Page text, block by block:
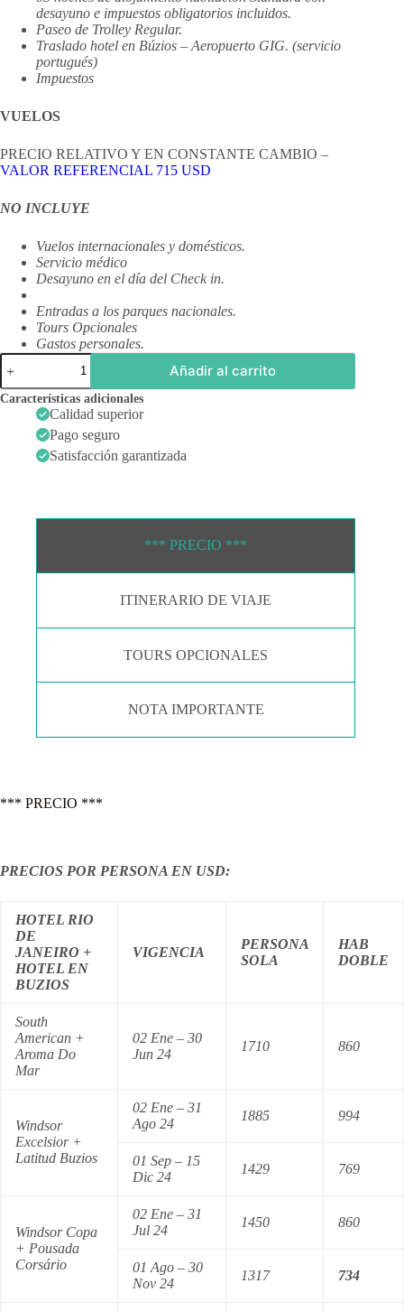
desayuno e impuestos obligatorios incluidos.
Paseo de Trolley Regular.
Traslado hotel en Búzios – Aeropuerto GIG. (servicio
portugués)
Impuestos
VUELOS
PRECIO RELATIVO Y EN CONSTANTE CAMBIO –
VALOR REFERENCIAL 715 USD
NO INCLUYE
Vuelos internacionales y domésticos.
Servicio médico
Desayuno en el día del Check in.
Entradas a los parques nacionales.
Tours Opcionales
Gastos personales.
Rio
de
Janeiro
+
Buzios
cantidad
Añadir al carrito
Características adicionales
Calidad superior
Pago seguro
Satisfacción garantizada
*** PRECIO ***
ITINERARIO DE VIAJE
TOURS OPCIONALES
NOTA IMPORTANTE
*** PRECIO ***
PRECIOS POR PERSONA EN USD:
HOTEL RIO
DE
JANEIRO +
HOTEL EN
BUZIOS
VIGENCIA
PERSONA
SOLA
HAB
DOBLE
South
American +
Aroma Do
Mar
02 Ene – 30
Jun 24
1710 860
Windsor
Excelsior +
Latitud Buzios
02 Ene – 31
Ago 24
1885 994
01 Sep – 15
Dic 24
1429 769
Windsor Copa
+ Pousada
Corsário
02 Ene – 31
Jul 24
1450 860
01 Ago – 30
Nov 24
1317 734